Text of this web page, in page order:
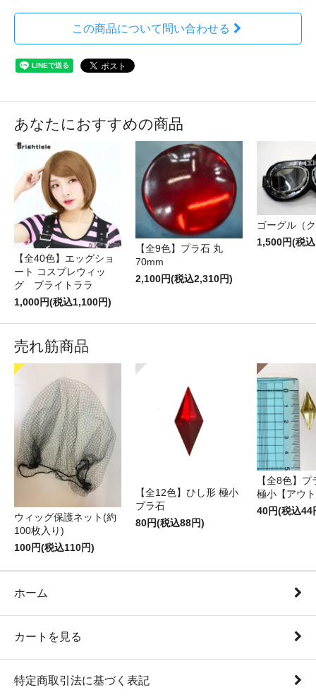
この商品について問い合わせる
あなたにおすすめの商品
【全40色】エッグショ
ート コスプレウィッ
グ ブライトララ
1,000円(税込1,100円)
【全9色】プラ石 丸
70mm
2,100円(税込2,310円)
ゴーグル（
1,500円(税
売れ筋商品
ウィッグ保護ネット(約
100枚入り)
100円(税込110円)
【全12色】ひし形 極小
プラ石
80円(税込88円)
【全8色】
極小【アウ
40円(税込44
ホーム
カートを見る
特定商取引法に基づく表記